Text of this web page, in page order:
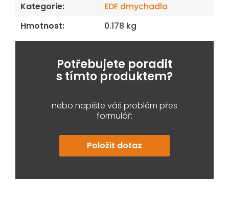
Kategorie:
EDF dmychadla
Hmotnost: 0.178 kg
Potřebujete poradit
s tímto produktem?
nebo napište váš problém přes
formulář:
Položit dotaz